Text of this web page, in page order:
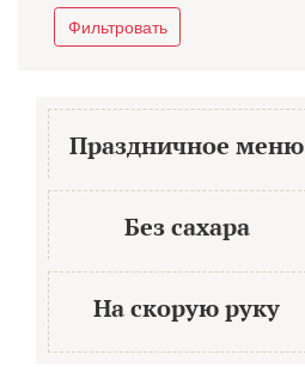
Фильтровать
Праздничное меню
Без сахара
На скорую руку